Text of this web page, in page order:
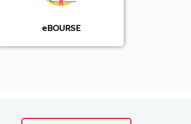
eBOURSE